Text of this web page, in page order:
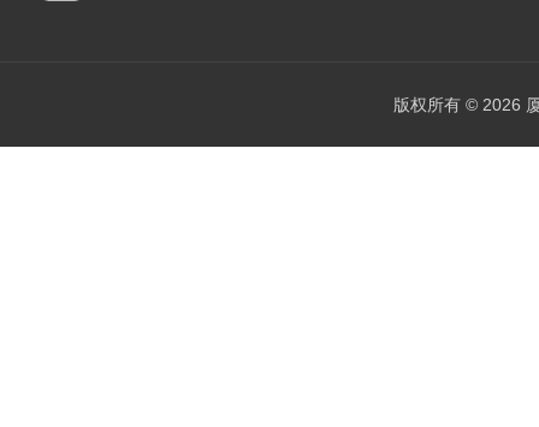
版权所有 © 2026